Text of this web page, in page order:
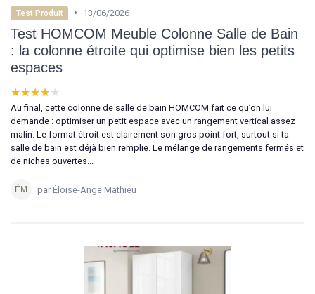
Test Produit • 13/06/2026
Test HOMCOM Meuble Colonne Salle de Bain
: la colonne étroite qui optimise bien les petits
espaces
★★★★★
★★★★★
Au final, cette colonne de salle de bain HOMCOM fait ce qu’on lui
demande : optimiser un petit espace avec un rangement vertical assez
malin. Le format étroit est clairement son gros point fort, surtout si ta
salle de bain est déjà bien remplie. Le mélange de rangements fermés et
de niches ouvertes...
par Éloïse-Ange Mathieu